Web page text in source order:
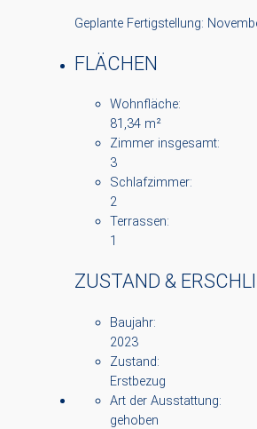
Geplante Fertigstellung:
FLÄCHEN
Wohnfläche:
81,34 m²
Zimmer insgesamt:
3
Schlafzimmer:
2
Terrassen:
1
ZUSTAND &
Baujahr:
2023
Zustand:
Erstbezug
Art der Ausstattung:
gehoben